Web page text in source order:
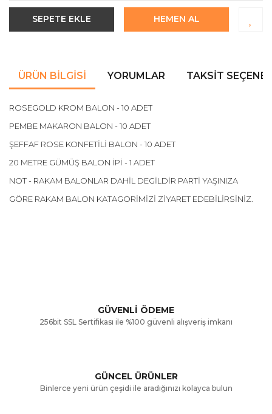
SEPETE EKLE HEMEN AL
ÜRÜN BILGISI YORUMLAR TAKSIT
ROSEGOLD KROM BALON - 10 ADET
PEMBE MAKARON BALON - 10 ADET
ŞEFFAF ROSE KONFETİLİ BALON - 10 ADET
20 METRE GÜMÜŞ BALON İPİ - 1 ADET
NOT - RAKAM BALONLAR DAHİL DEGİLDİR PARTİ YAŞINIZA
GÖRE RAKAM BALON KATAGORİMİZİ ZİYARET EDEBİLİRSİNİZ.
Ürün resmi kalitesiz, bozuk veya görüntülenemiyor.
Ürün bilgilerinde hatalar bulunuyor.
GÜVENLİ ÖDEME
256bit SSL Sertifikası ile %100 güvenli alışveriş imkanı
GÜNCEL ÜRÜNLER
Binlerce yeni ürün çeşidi ile aradığınızı kolayca bulun